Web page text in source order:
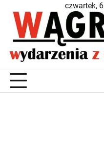
content
czwartek,